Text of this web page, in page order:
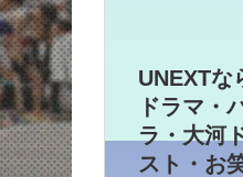
UNEXTな
ドラマ・
ラ・大河
スト・お